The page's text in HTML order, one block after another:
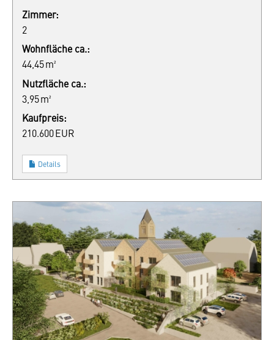
Zimmer:
2
Wohnfläche ca.:
44,45 m²
Nutzfläche ca.:
3,95 m²
Kaufpreis:
210.600 EUR
Details